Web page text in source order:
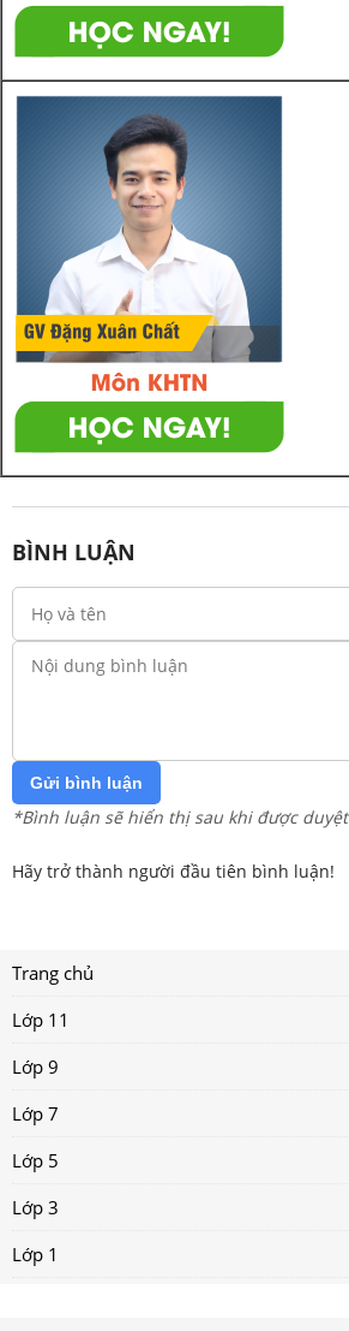
BÌNH LUẬN
Gửi bình luận
*Bình luận sẽ hiển thị sau khi được duyệt
Hãy trở thành người đầu tiên bình luận!
Trang chủ
Lớp 11
Lớp 9
Lớp 7
Lớp 5
Lớp 3
Lớp 1